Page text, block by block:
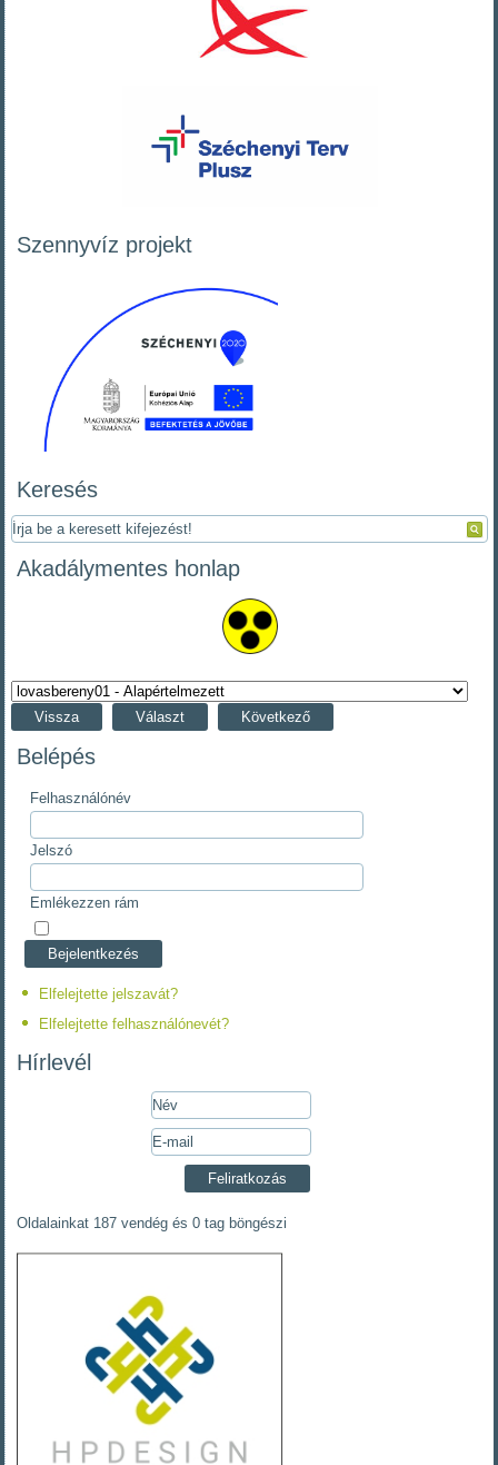
Szennyvíz projekt
Keresés
Akadálymentes honlap
Vissza Választ Következő
Belépés
Felhasználónév
Jelszó
Emlékezzen rám
Elfelejtette jelszavát?
Elfelejtette felhasználónevét?
Hírlevél
Oldalainkat 187 vendég és 0 tag böngészi